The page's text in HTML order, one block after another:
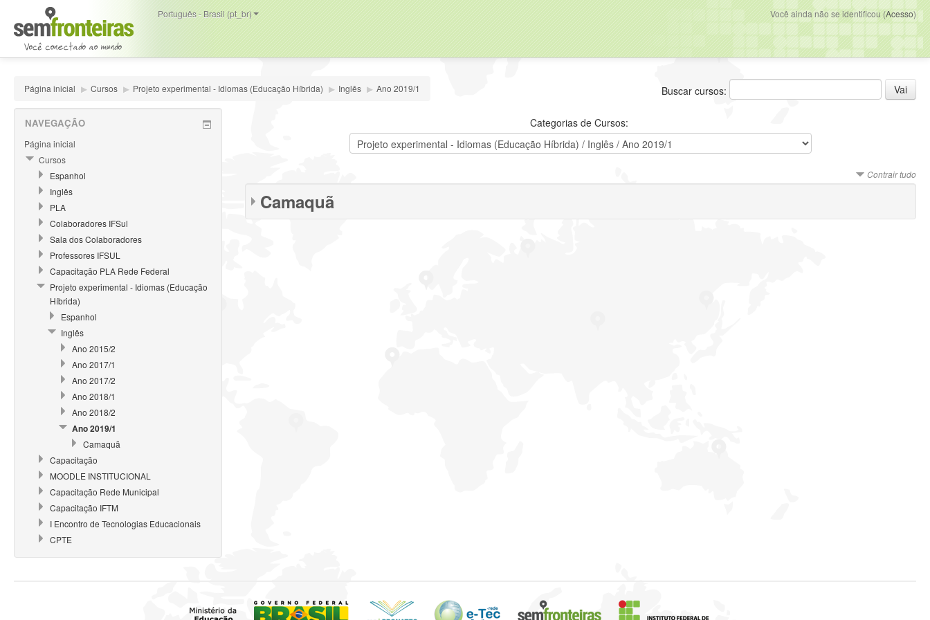
Português - Brasil (pt_br) Você ainda não se identificou (Acesso)
Página inicial ▶ Cursos ▶ Projeto experimental - Idiomas (Educação Híbrida) ▶ Inglês ▶ Ano 2019/1 Buscar cursos:
Categorias de Cursos:
Contrair tudo
Camaquã
NAVEGAÇÃO
Página inicial
Cursos
Espanhol
Inglês
PLA
Colaboradores IFSul
Sala dos Colaboradores
Professores IFSUL
Capacitação PLA Rede Federal
Projeto experimental - Idiomas (Educação
Híbrida)
Espanhol
Inglês
Ano 2015/2
Ano 2017/1
Ano 2017/2
Ano 2018/1
Ano 2018/2
Ano 2019/1
Camaquã
Capacitação
MOODLE INSTITUCIONAL
Capacitação Rede Municipal
Capacitação IFTM
I Encontro de Tecnologias Educacionais
CPTE